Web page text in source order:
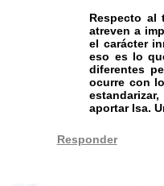
Respecto al
atreven a
el carácter
eso es lo
diferentes
ocurre con
aportar Isa.
Responder